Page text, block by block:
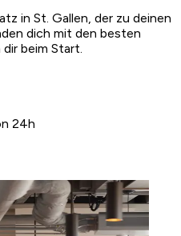
in St. Gallen, der zu deinen
dich mit den besten
beim Start.
24h